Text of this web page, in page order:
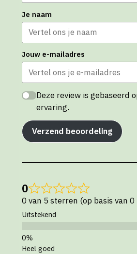
Je naam
Jouw e-mailadres
Deze review is gebaseerd
ervaring.
Verzend beoordeling
0
0 van 5 sterren (op basis van 0
Uitstekend
Heel goed